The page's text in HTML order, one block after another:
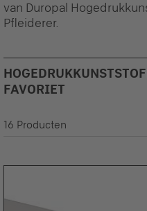
van Duropal
Pfleiderer.
FAVORIET
16 Producten